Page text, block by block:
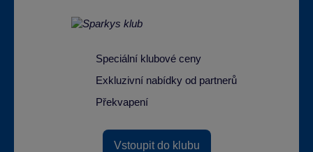
Speciální klubové ceny
Exkluzivní nabídky od partnerů
Překvapení
Vstoupit do klubu